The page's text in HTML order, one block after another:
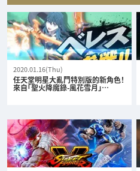
2020.01.16(Thu)
任天堂明星大亂鬥特別版的新角色！
來自「聖火降魔錄-風花雪月」…